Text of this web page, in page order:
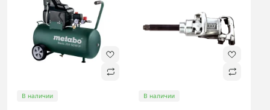
В наличии В наличии